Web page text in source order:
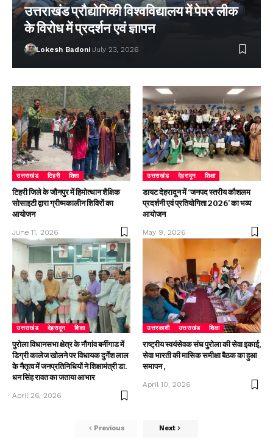
उत्तराखंड प्रौद्योगिकी विश्वविद्यालय में पेपर लीक
के विरोध में प्रदर्शन एवं ज्ञापन
Lokesh Badoni July 23, 2026
उत्तराखंड टिहरी शिक्षा
टिहरी जिले के जौनपुर में हिमोत्थान शैक्षिक
सोसाइटी द्वारा ग्रीष्मकालीन शिविरों का
आयोजन
June 11, 2026
उत्तराखंड देहरादून शिक्षा
डायट देहरादून में ‘जनपद स्तरीय कौशलम
प्रदर्शनी एवं प्रतियोगिता 2026’ का भव्य
आयोजन
May 9, 2026
उत्तराखंड देहरादून शिक्षा
पुरोला विधानसभा क्षेत्र के नौगांव बर्नीगाड में
डिग्री कालेज खोलने पर विधायक दुर्गेश लाल
के नैतृत्व में जनप्रतिनिधियों ने शिक्षामंत्री डा.
धन सिंह रावत का जताया आभार
April 26, 2026
उत्तरकाशी उत्तराखंड शिक्षा
राष्ट्रीय स्वयंसेवक संघ पुरोला की सेवा इकाई,
सेवा भारती की मासिक समीक्षा बैठक का हुआ
समापन ,
April 10, 2026
Previous Next